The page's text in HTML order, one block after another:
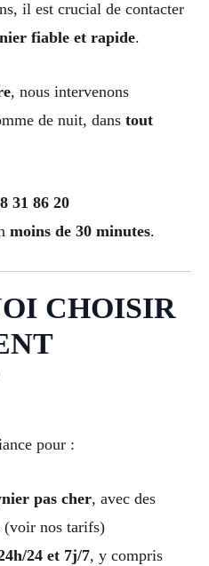
il est crucial de contacter
fiable et rapide.
, nous intervenons
de nuit, dans tout
31 86 20
moins de 30 minutes.
CHOISIR
pour :
pas cher, avec des
(voir nos tarifs)
24 et 7j/7, y compris